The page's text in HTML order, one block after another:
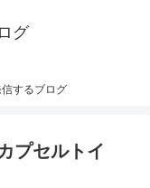
グ
信するブログ
プセルトイ